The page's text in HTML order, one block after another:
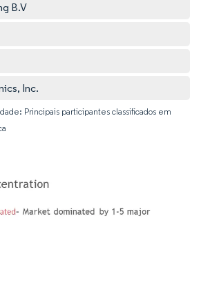
B.V
Inc.
Principais participantes classificados em